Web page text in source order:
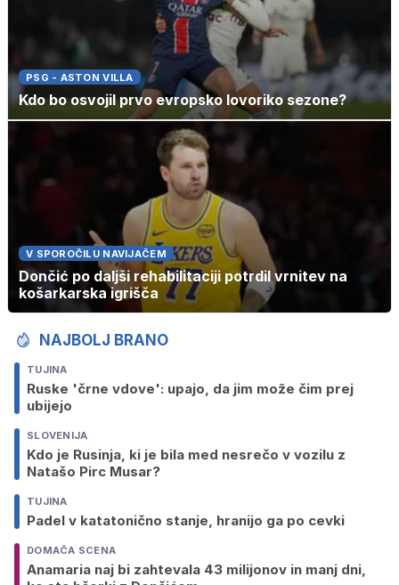
PSG - ASTON VILLA
Kdo bo osvojil prvo evropsko lovoriko sezone?
V SPOROČILU NAVIJAČEM
Dončić po daljši rehabilitaciji potrdil vrnitev na
košarkarska igrišča
NAJBOLJ BRANO
TUJINA
Ruske 'črne vdove': upajo, da jim može čim prej
ubijejo
SLOVENIJA
Kdo je Rusinja, ki je bila med nesrečo v vozilu z
Natašo Pirc Musar?
TUJINA
Padel v katatonično stanje, hranijo ga po cevki
DOMAČA SCENA
Anamaria naj bi zahtevala 43 milijonov in manj dni,